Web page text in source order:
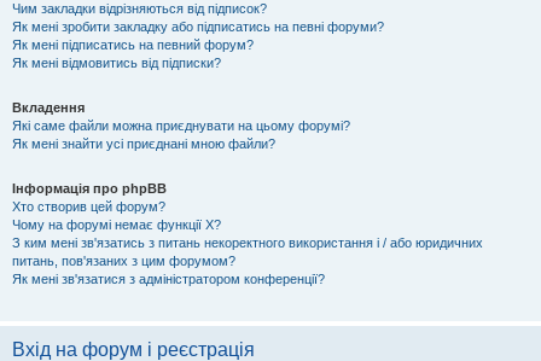
Чим закладки відрізняються від підписок?
Як мені зробити закладку або підписатись на певні форуми?
Як мені підписатись на певний форум?
Як мені відмовитись від підписки?
Вкладення
Які саме файли можна приєднувати на цьому форумі?
Як мені знайти усі приєднані мною файли?
Інформація про phpBB
Хто створив цей форум?
Чому на форумі немає функції X?
З ким мені зв'язатись з питань некоректного використання і / або юридичних
питань, пов'язаних з цим форумом?
Як мені зв'язатися з адміністратором конференції?
Вхід на форум і реєстрація